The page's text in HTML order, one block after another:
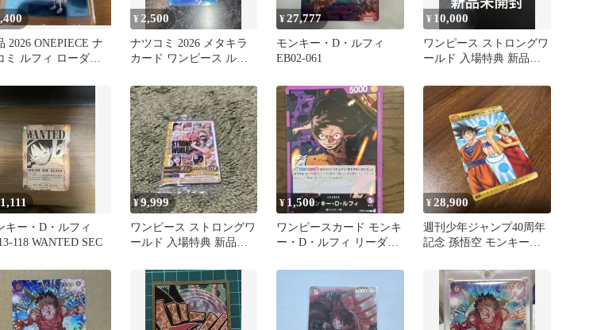
2026 ONEPIECE ナ
ミ ルフィ ローダー
¥ 2,500
ナツコミ 2026 メタキラ
カード ワンピース ルフ
¥27,777
モンキー・D・ルフィ
EB02-061
¥ 10,000
ワンピース ストロングワ
ールド 入場特典 新品未
キー・D・ルフィ
118 WANTED SEC
¥9,999
ワンピース ストロングワ
ールド 入場特典 新品未
¥ 1,500
ワンピースカード モンキ
ー・D・ルフィ リーダー
¥28,900
週刊少年ジャンプ40周年
記念 孫悟空 モンキー・